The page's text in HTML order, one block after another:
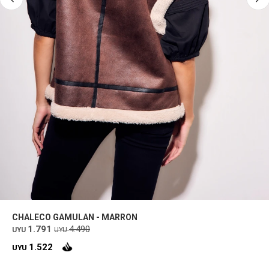
CHALECO GAMULAN - MARRON
UYU 1.791 UYU 4.490
UYU 1.522